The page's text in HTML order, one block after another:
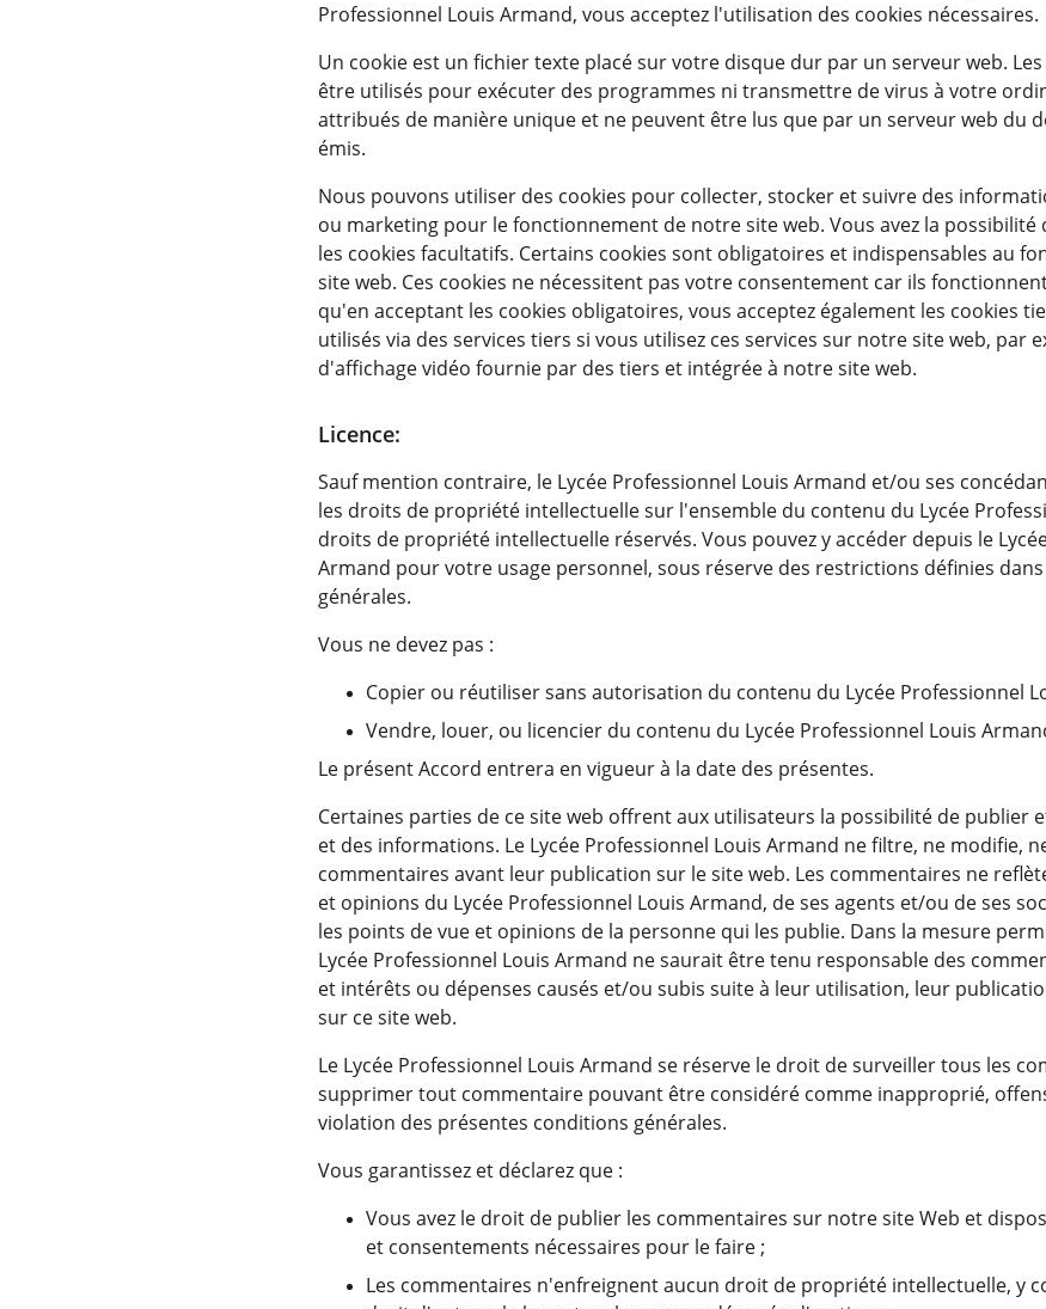
Professionnel Louis Armand, vous acceptez l'utilisation des cookies nécessaires.
Un cookie est un fichier texte placé sur votre disque dur par un serveur web.
être utilisés pour exécuter des programmes ni transmettre de virus à votre
attribués de manière unique et ne peuvent être lus que par un serveur web du
émis.
Nous pouvons utiliser des cookies pour collecter, stocker et suivre des
ou marketing pour le fonctionnement de notre site web. Vous avez la
les cookies facultatifs. Certains cookies sont obligatoires et indispensables au
site web. Ces cookies ne nécessitent pas votre consentement car ils
qu'en acceptant les cookies obligatoires, vous acceptez également les cookies
utilisés via des services tiers si vous utilisez ces services sur notre site web, par
d'affichage vidéo fournie par des tiers et intégrée à notre site web.
Licence:
Sauf mention contraire, le Lycée Professionnel Louis Armand et/ou ses
les droits de propriété intellectuelle sur l'ensemble du contenu du Lycée
droits de propriété intellectuelle réservés. Vous pouvez y accéder depuis le
Armand pour votre usage personnel, sous réserve des restrictions définies
générales.
Vous ne devez pas :
Copier ou réutiliser sans autorisation du contenu du Lycée Professionnel
Vendre, louer, ou licencier du contenu du Lycée Professionnel Louis
Le présent Accord entrera en vigueur à la date des présentes.
Certaines parties de ce site web offrent aux utilisateurs la possibilité de publier
et des informations. Le Lycée Professionnel Louis Armand ne filtre, ne modifie,
commentaires avant leur publication sur le site web. Les commentaires ne
et opinions du Lycée Professionnel Louis Armand, de ses agents et/ou de ses
les points de vue et opinions de la personne qui les publie. Dans la mesure
Lycée Professionnel Louis Armand ne saurait être tenu responsable des
et intérêts ou dépenses causés et/ou subis suite à leur utilisation, leur
sur ce site web.
Le Lycée Professionnel Louis Armand se réserve le droit de surveiller tous les
supprimer tout commentaire pouvant être considéré comme inapproprié,
violation des présentes conditions générales.
Vous garantissez et déclarez que :
Vous avez le droit de publier les commentaires sur notre site Web et
et consentements nécessaires pour le faire ;
Les commentaires n'enfreignent aucun droit de propriété intellectuelle, y